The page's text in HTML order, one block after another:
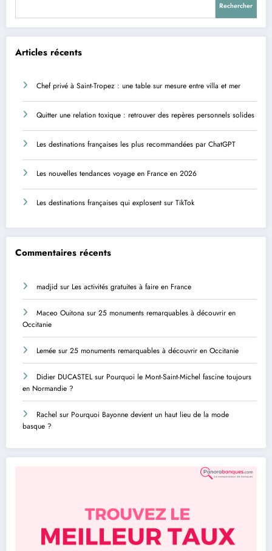
Rechercher
Articles récents
Chef privé à Saint-Tropez : une table sur mesure entre villa et mer
Quitter une relation toxique : retrouver des repères personnels solides
Les destinations françaises les plus recommandées par ChatGPT
Les nouvelles tendances voyage en France en 2026
Les destinations françaises qui explosent sur TikTok
Commentaires récents
madjid sur Les activités gratuites à faire en France
Maceo Ouitona sur 25 monuments remarquables à découvrir en
Occitanie
Lemée sur 25 monuments remarquables à découvrir en Occitanie
Didier DUCASTELsur Pourquoi le Mont-Saint-Michel fascine toujours
en Normandie ?
Rachel sur Pourquoi Bayonne devient un haut lieu de la mode
basque ?